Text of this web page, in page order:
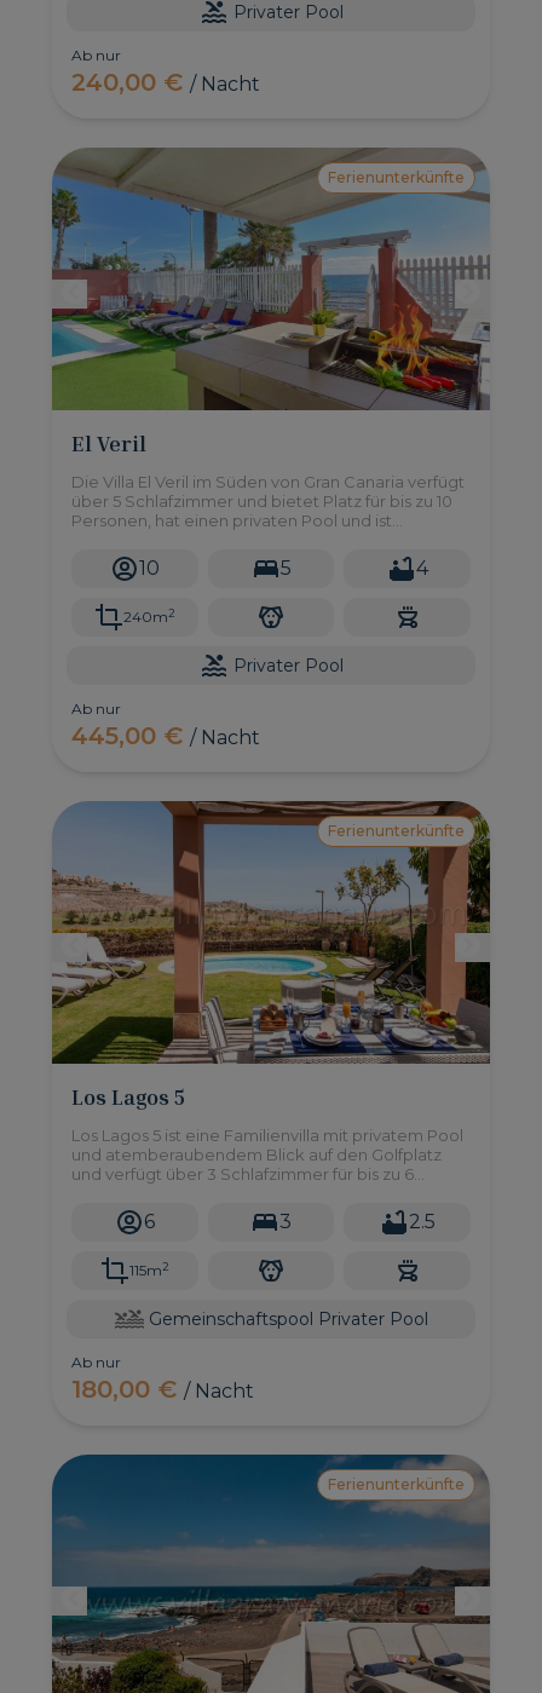
Privater Pool
Ab nur
240,00 €/ Nacht
Ferienunterkünfte
El Veril
Die Villa El Veril im Süden von Gran Canaria verfügt
über 5 Schlafzimmer und bietet Platz für bis zu 10
Personen, hat einen privaten Pool und ist
10 5 4
240m2
Privater Pool
Ab nur
445,00 €/ Nacht
Ferienunterkünfte
Los Lagos 5
Los Lagos 5 ist eine Familienvilla mit privatem Pool
und atemberaubendem Blick auf den Golfplatz
und verfügt über 3 Schlafzimmer für bis zu 6
6 3 2.5
115m2
Gemeinschaftspool Privater Pool
Ab nur
180,00 €/ Nacht
Ferienunterkünfte